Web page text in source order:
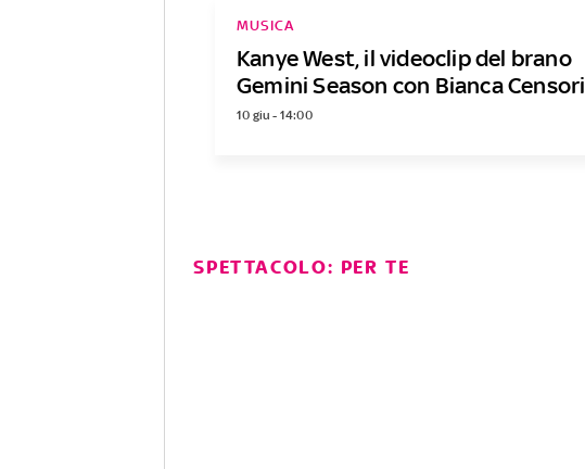
Kanye West, il videoclip del brano
Gemini Season con Bianca Censori
MUSICA
10 giu - 14:00
SPETTACOLO: PER TE